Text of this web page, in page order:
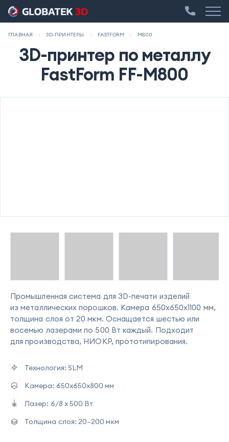
ГЛАВНАЯ 3D-ПРИНТЕРЫ FASTFORM M800
3D-принтер по металлу
FastForm FF-M800
Промышленная система для 3D-печати изделий
из металлических порошков. Камера 650х650х1100 мм,
толщина слоя от 20 мкм. Оснащается шестью или
восемью лазерами по 500 Вт каждый. Подходит
для производства, НИОКР, прототипирования.
Технология: SLM
Камера: 650х650х800 мм
Лазер: 6/8 х 500 Вт
Толщина слоя: 20–200 мкм